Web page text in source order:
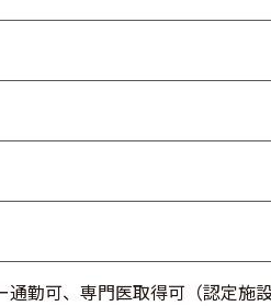
勤可、専門医取得可（認定施